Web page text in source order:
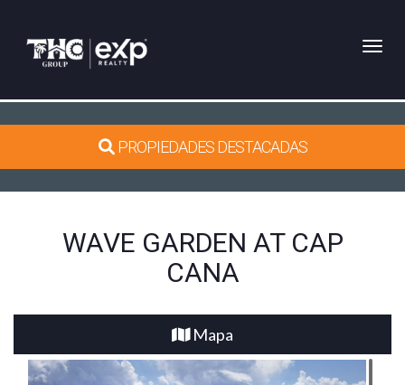
PROPIEDADES DESTACADAS
WAVE GARDEN AT CAP
CANA
Mapa